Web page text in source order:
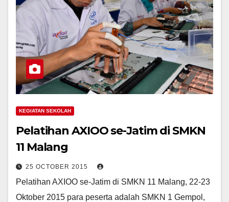
KEGIATAN SEKOLAH
Pelatihan AXIOO se-Jatim di SMKN
11 Malang
25 OCTOBER 2015
Pelatihan AXIOO se-Jatim di SMKN 11 Malang, 22-23
Oktober 2015 para peserta adalah SMKN 1 Gempol,